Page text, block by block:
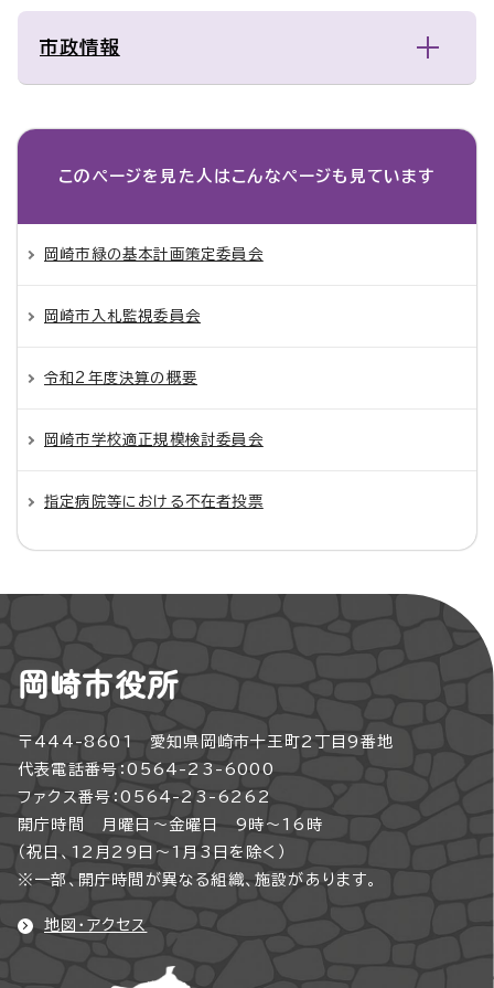
市政情報
このページを見た人は こんなページも見ています
岡崎市緑の基本計画策定委員会
岡崎市入札監視委員会
令和2年度決算の概要
岡崎市学校適正規模検討委員会
指定病院等における不在者投票
岡崎市役所
〒444-8601 愛知県岡崎市十王町2丁目9番地
代表電話番号：0564-23-6000
ファクス番号：0564-23-6262
開庁時間 月曜日～金曜日 9時～16時
（祝日、12月29日～1月3日を除く）
※一部、開庁時間が異なる組織、施設があります。
地図・アクセス